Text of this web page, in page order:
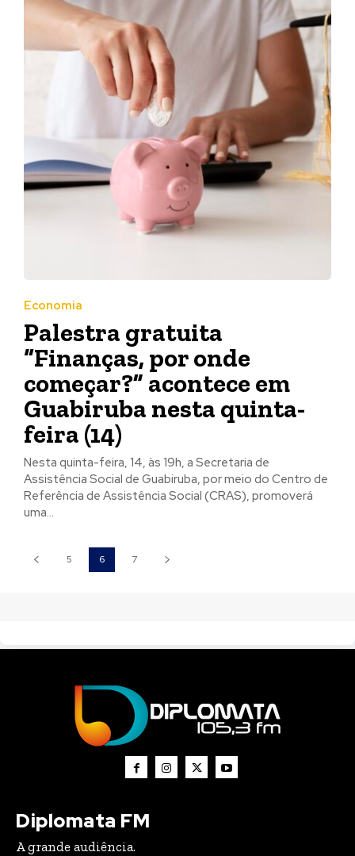
Economia
Palestra gratuita
“Finanças, por onde
começar?” acontece em
Guabiruba nesta quinta-
feira (14)
Nesta quinta-feira, 14, às 19h, a Secretaria de
Assistência Social de Guabiruba, por meio do Centro de
Referência de Assistência Social (CRAS), promoverá
uma...
5 6 7
Diplomata FM
A grande audiência.